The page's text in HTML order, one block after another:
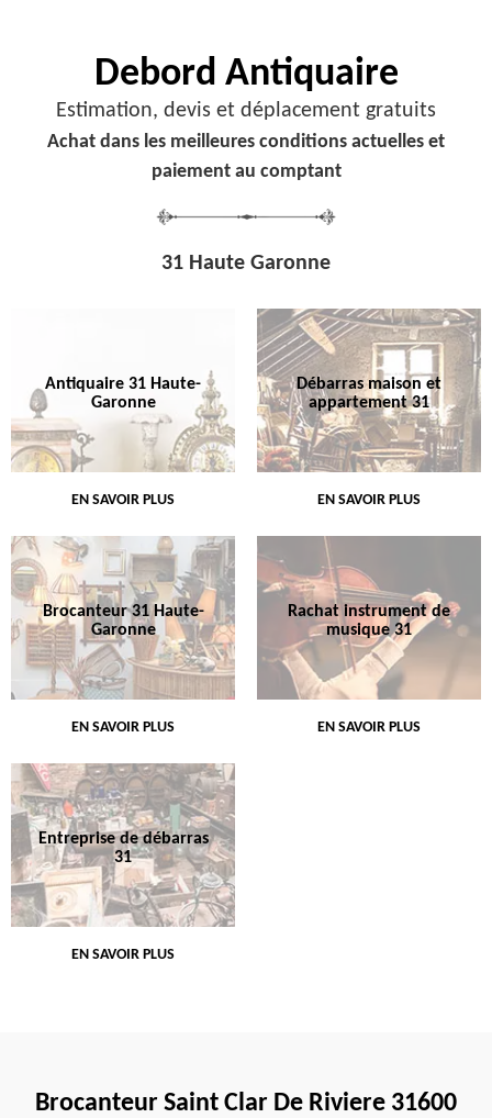
Debord Antiquaire
Estimation, devis et déplacement gratuits
Achat dans les meilleures conditions actuelles et
paiement au comptant
31 Haute Garonne
Antiquaire 31 Haute-
Garonne
EN SAVOIR PLUS
Débarras maison et
appartement 31
EN SAVOIR PLUS
Brocanteur 31 Haute-
Garonne
EN SAVOIR PLUS
Rachat instrument de
musique 31
EN SAVOIR PLUS
Entreprise de débarras
31
EN SAVOIR PLUS
Brocanteur Saint Clar De Riviere 31600